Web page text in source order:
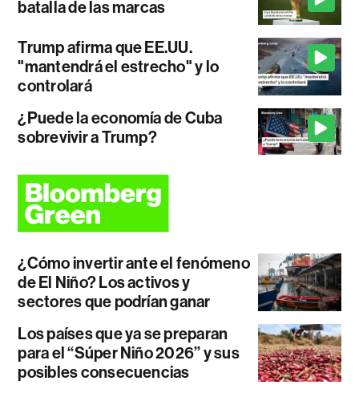
batalla de las marcas
Trump afirma que EE.UU.
"mantendrá el estrecho" y lo
controlará
¿Puede la economía de Cuba
sobrevivir a Trump?
¿Cómo invertir ante el fenómeno
de El Niño? Los activos y
sectores que podrían ganar
Los países que ya se preparan
para el “Súper Niño 2026” y sus
posibles consecuencias